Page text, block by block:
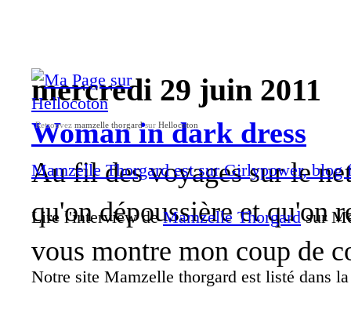
mercredi 29 juin 2011
Woman in dark dress
Au fil des voyages sur le
qu'on dépoussière et qu'on
vous montre mon coup de
Retrouvez mamzelle thorgardsur Hellocoton
Mamzelle Thorgard est sur Girlypower, blog
Lire l'interview deMamzelle Thorgardsur
Notre site Mamzelle thorgard est listé dans